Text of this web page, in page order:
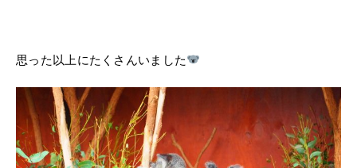
思った以上にたくさんいました